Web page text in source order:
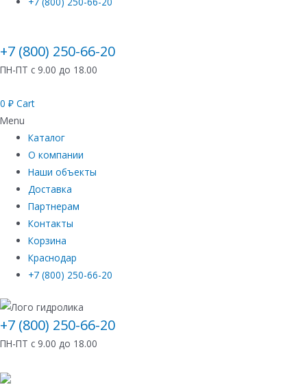
+7 (800) 250-66-20
ПН-ПТ с 9.00 до 18.00
0 ₽ Cart
Menu
Каталог
О компании
Наши объекты
Доставка
Партнерам
Контакты
Корзина
Краснодар
+7 (800) 250-66-20
+7 (800) 250-66-20
ПН-ПТ с 9.00 до 18.00